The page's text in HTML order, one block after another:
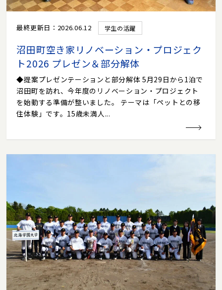
最終更新日：2026.06.12 学生の活躍
沼田町空き家リノベーション・プロジェク
ト2026 プレゼン＆部分解体
◆提案プレゼンテーションと部分解体 5月29日から1泊で
沼田町を訪れ、今年度のリノベーション・プロジェクト
を始動する準備が整いました。 テーマは「ペットとの移
住体験」です。15歳未満人...